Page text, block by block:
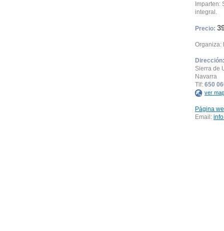
Imparten:
integral.
Precio:
Organiza:
Dirección:
Sierra de
Navarra
Tlf: 650
ver
Página
Email: